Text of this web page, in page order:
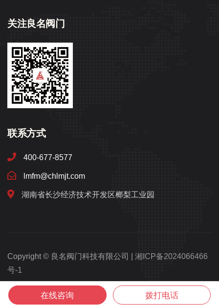
关注良名阀门
联系方式
400-677-8577
lmfm@chlmjt.com
湖南省长沙经济技术开发区榔梨工业园
Copyright © 良名阀门科技有限公司 | 湘ICP备2024066466
号-1
湘公网安备43012102001003号
在线咨询 拨打电话